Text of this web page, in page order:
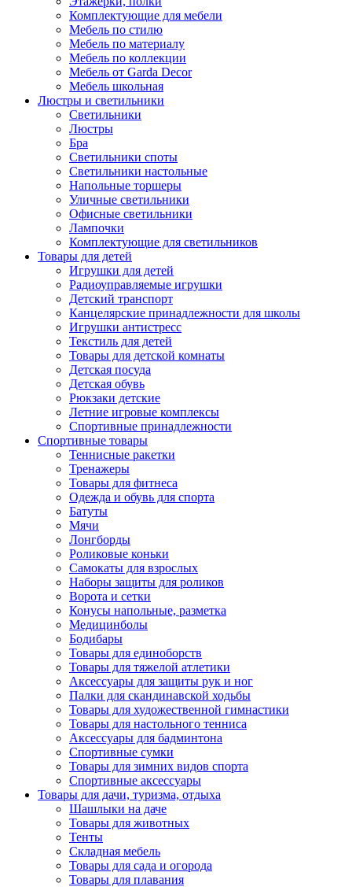
Комплектующие для мебели
Мебель по стилю
Мебель по материалу
Мебель по коллекции
Мебель от Garda Decor
Мебель школьная
Люстры и светильники
Светильники
Люстры
Бра
Светильники споты
Светильники настольные
Напольные торшеры
Уличные светильники
Офисные светильники
Лампочки
Комплектующие для светильников
Товары для детей
Игрушки для детей
Радиоуправляемые игрушки
Детский транспорт
Канцелярские принадлежности для школы
Игрушки антистресс
Текстиль для детей
Товары для детской комнаты
Детская посуда
Детская обувь
Рюкзаки детские
Летние игровые комплексы
Спортивные принадлежности
Спортивные товары
Теннисные ракетки
Тренажеры
Товары для фитнеса
Одежда и обувь для спорта
Батуты
Мячи
Лонгборды
Роликовые коньки
Самокаты для взрослых
Наборы защиты для роликов
Ворота и сетки
Конусы напольные, разметка
Медицинболы
Бодибары
Товары для единоборств
Товары для тяжелой атлетики
Аксессуары для защиты рук и ног
Палки для скандинавской ходьбы
Товары для художественной гимнастики
Товары для настольного тенниса
Аксессуары для бадминтона
Спортивные сумки
Товары для зимних видов спорта
Спортивные аксессуары
Товары для дачи, туризма, отдыха
Шашлыки на даче
Товары для животных
Тенты
Складная мебель
Товары для сада и огорода
Товары для плавания